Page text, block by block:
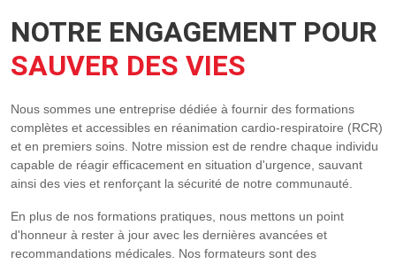
NOTRE ENGAGEMENT POUR
SAUVER DES VIES
Nous sommes une entreprise dédiée à fournir des formations
complètes et accessibles en réanimation cardio-respiratoire (RCR)
et en premiers soins. Notre mission est de rendre chaque individu
capable de réagir efficacement en situation d'urgence, sauvant
ainsi des vies et renforçant la sécurité de notre communauté.
En plus de nos formations pratiques, nous mettons un point
d'honneur à rester à jour avec les dernières avancées et
recommandations médicales. Nos formateurs sont des